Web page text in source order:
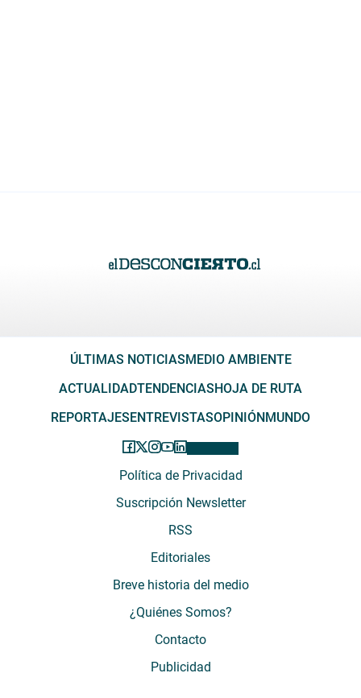
ÚLTIMAS NOTICIAS MEDIO AMBIENTE
ACTUALIDADTENDENCIAS HOJA DE RUTA
REPORTAJES ENTREVISTASOPINIÓN MUNDO
Política de Privacidad
Suscripción Newsletter
RSS
Editoriales
Breve historia del medio
¿Quiénes Somos?
Contacto
Publicidad